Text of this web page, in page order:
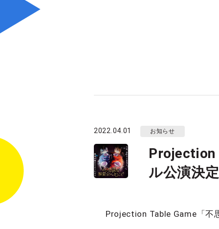
2022.04.01 お知らせ
Projection
ル公演決
Projection Table Game「不